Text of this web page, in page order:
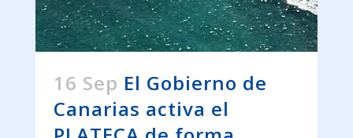
16 Sep El Gobierno de
Canarias activa el